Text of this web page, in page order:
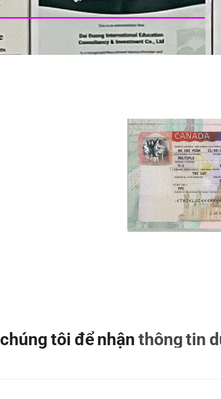
tôi để nhận thông tin